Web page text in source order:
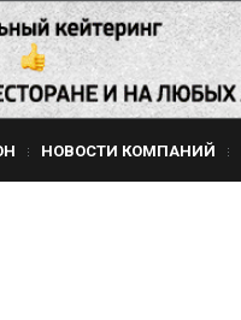
НОВОСТИ КОМПАНИЙ